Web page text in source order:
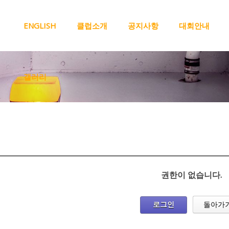
ENGLISH 클럽소개 공지사항 대회안내
갤러리
권한이 없습니다.
로그인 돌아가